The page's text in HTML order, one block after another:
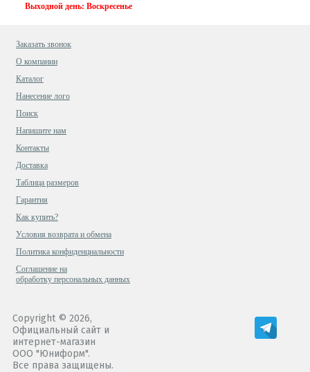
Выходной день: Воскресенье
Заказать звонок
О компании
Каталог
Нанесение лого
Поиск
Напишите нам
Контакты
Доставка
Таблица размеров
Гарантия
Как купить?
Условия возврата и обмена
Политика конфиденциальности
Cоглашение на
обработку персональных данных
Copyright © 2026,
Официальный сайт и
интернет-магазин
ООО "Юниформ".
Все права защищены.